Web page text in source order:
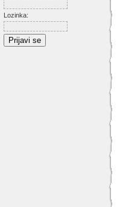
Lozinka: